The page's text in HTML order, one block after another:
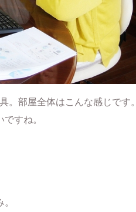
。部屋全体はこんな感じです。
すね。